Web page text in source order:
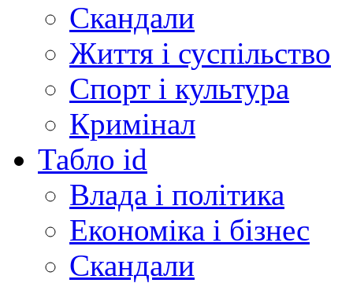
Скандали
Життя і суспільство
Спорт і культура
Кримінал
Табло id
Влада і політика
Економіка і бізнес
Скандали